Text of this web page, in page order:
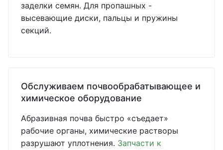
заделки семян. Для пропашных -
высевающие диски, пальцы и пружины
секций.
Обслуживаем почвообрабатывающее и
химическое оборудование
Абразивная почва быстро «съедает»
рабочие органы, химические растворы
разрушают уплотнения. Запчасти к